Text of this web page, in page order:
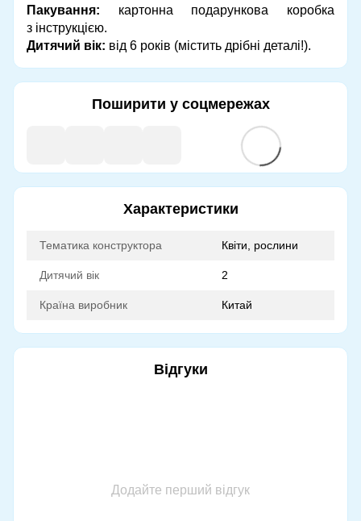
Пакування: картонна подарункова коробка
з інструкцією.
Дитячий вік: від 6 років (містить дрібні деталі!).
Поширити у соцмережах
Характеристики
Тематика конструктора Квіти, рослини
Дитячий вік 2
Країна виробник Китай
Відгуки
Додайте перший відгук